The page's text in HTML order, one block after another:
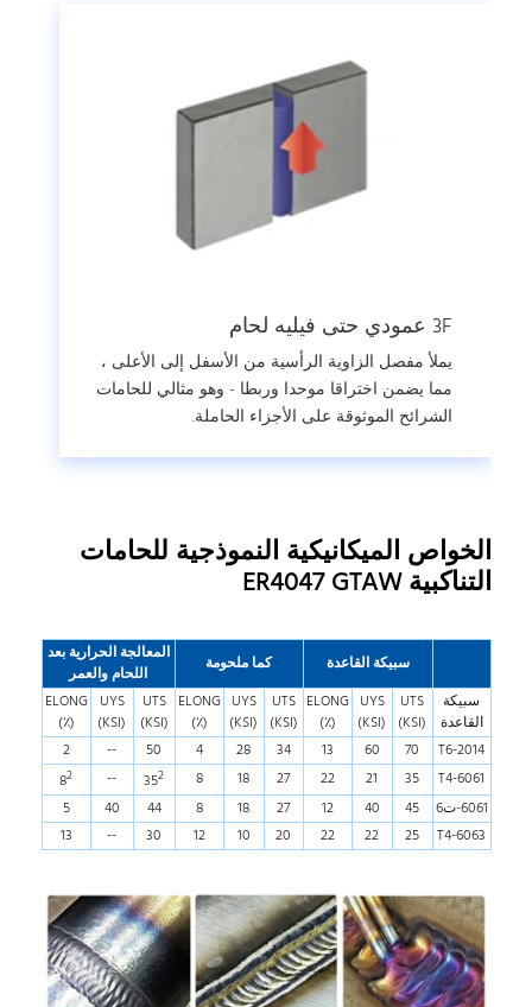
3F عمودي حتى فيليه لحام
يملأ مفصل الزاوية الرأسية من الأسفل إلى الأعلى ،
مما يضمن اختراقا موحدا وربطا - وهو مثالي للحامات
الشرائح الموثوقة على الأجزاء الحاملة.
الخواص الميكانيكية النموذجية للحامات
التناكبية ER4047 GTAW
سبيكة القاعدة كما ملحومة
المعالجة الحرارية بعد
اللحام والعمر
سبيكة
القاعدة
UTS
(KSI)
UYS
(KSI)
ELONG
(٪)
UTS
(KSI)
UYS
(KSI)
ELONG
(٪)
UTS
(KSI)
UYS
(KSI)
ELONG
(٪)
2014-T6
70
60
13
34
28
4
50
--
2
6061-T4
35
21
22
27
18
8
352
--
82
6061-ت6 45
40
12
27
18
8
44
40
5
6063-T4
25
22
22
20
10
12
30
--
13